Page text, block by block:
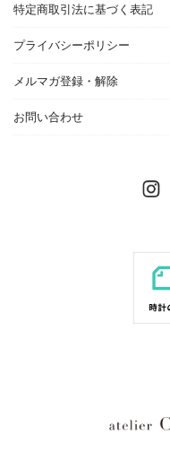
特定商取引法に基づく表記
プライバシーポリシー
メルマガ登録・解除
お問い合わせ